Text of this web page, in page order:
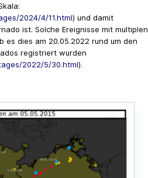
2024/4/11.html) und damit
ist. Solche Ereignisse mit multiplen
es dies am 20.05.2022 rund um den
registriert wurden
2022/5/30.html).